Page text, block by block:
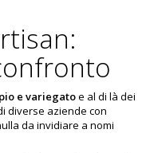
e variegatoe al di là dei
diverse aziende con
da invidiare a nomi